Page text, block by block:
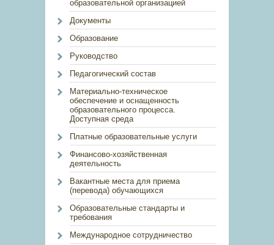
образовательной организацией
Документы
Образование
Руководство
Педагогический состав
Материально-техническое
обеспечение и оснащенность
образовательного процесса.
Доступная среда
Платные образовательные услуги
Финансово-хозяйственная
деятельность
Вакантные места для приема
(перевода) обучающихся
Образовательные стандарты и
требования
Международное сотрудничество